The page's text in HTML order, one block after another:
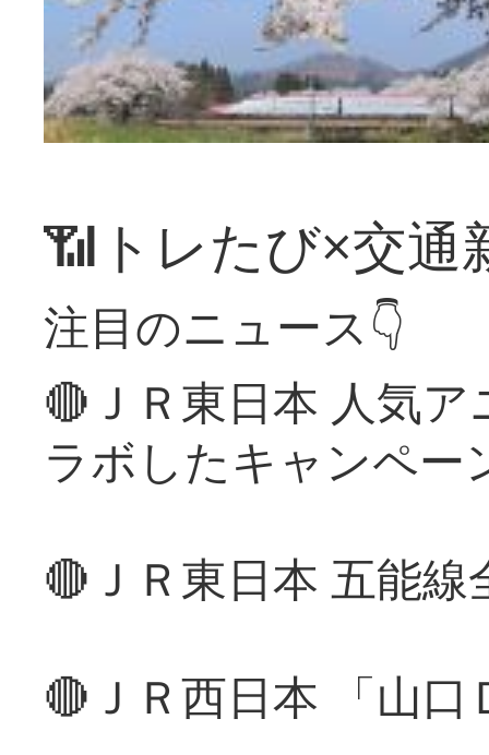
📶トレたび×交通
注目のニュース👇
🔴ＪＲ東日本 人気
ラボしたキャンペー
🔴ＪＲ東日本 五能
🔴ＪＲ西日本 「山